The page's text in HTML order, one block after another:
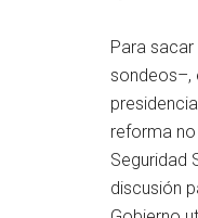
Para
sondeos–,
reforma
Seguridad
discusión